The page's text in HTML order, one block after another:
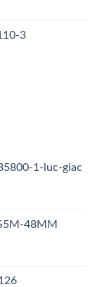
3
1-luc-giac
48MM